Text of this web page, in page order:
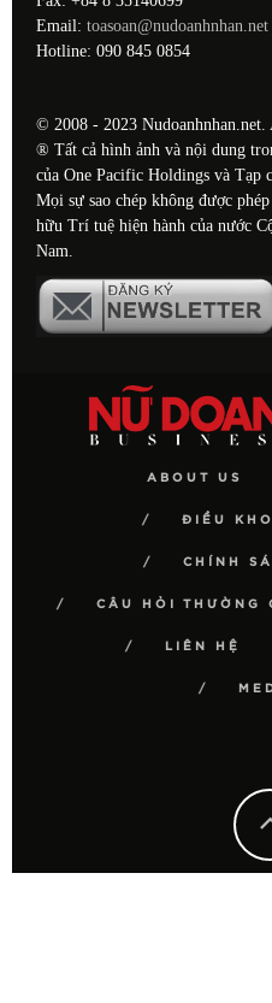
Email: toasoan@nudoanhnhan.net
Hotline: 090 845 0854
© 2008 - 2023 Nudoanhnhan.net.
® Tất cả hình ảnh và nội dung
của One Pacific Holdings và Tạp
Mọi sự sao chép không được
hữu Trí tuệ hiện hành của nước
Nam.
ABOUT US
ĐIỀU
CHÍNH
CÂU HỎI THƯỜNG
LIÊN HỆ